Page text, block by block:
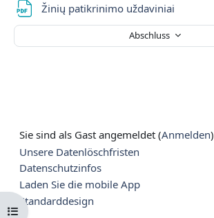
Kursindex öffnen
Žinių patikrinimo uždaviniai
Abschluss
Sie sind als Gast angemeldet (Anmelden)
Unsere Datenlöschfristen
Datenschutzinfos
Laden Sie die mobile App
Standarddesign